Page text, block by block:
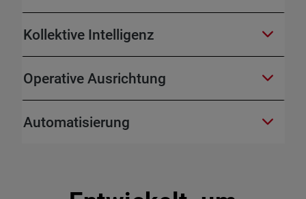
Kollektive Intelligenz
Operative Ausrichtung
Automatisierung